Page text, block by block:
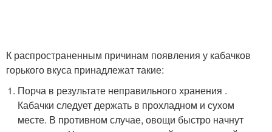
К распространенным причинам появления у кабачков
горького вкуса принадлежат такие:
Порча в результате неправильного хранения .
Кабачки следует держать в прохладном и сухом
месте. В противном случае, овощи быстро начнут